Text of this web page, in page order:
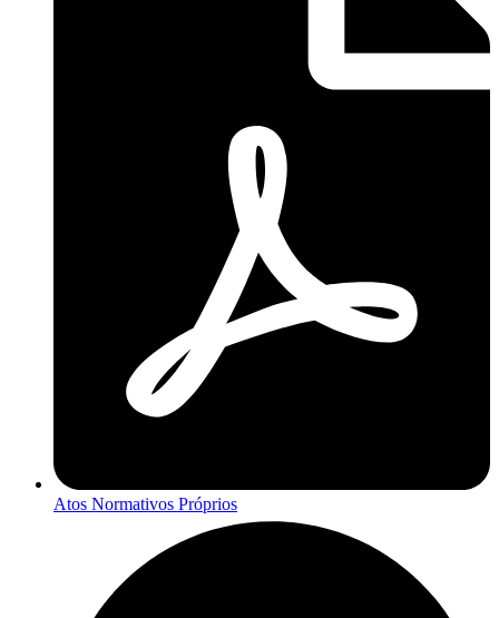
Atos Normativos Próprios